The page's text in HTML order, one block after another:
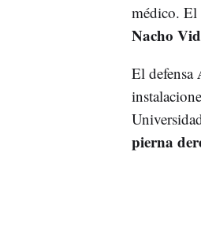
médico. El
Nacho
El defensa
pierna